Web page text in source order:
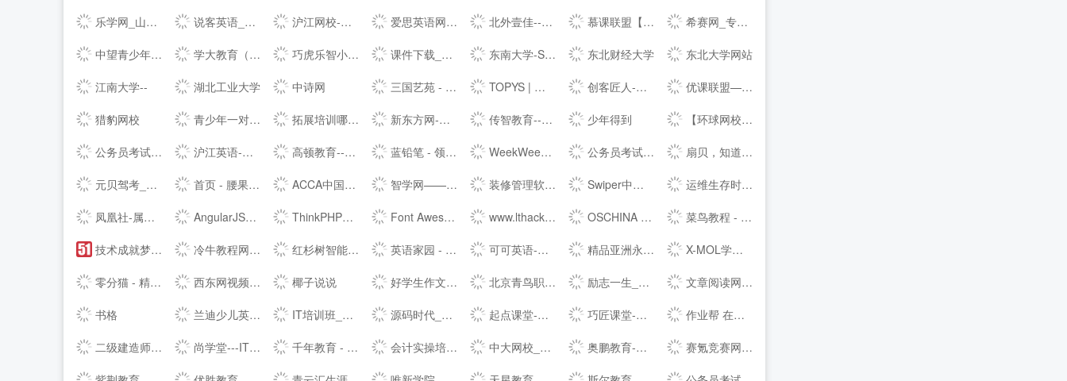
乐学网_山东半岛最专业的教育服务网络平台 说客英语_找外教_练口语_就上说客英语 沪江网校-英日法韩13国外语、考研留学、职场兴趣在线学 爱思英语网 - 免费的成人、少儿英语学习培训网站 北外壹佳---青少年英语学习辅导班_剑桥青少年英语培训机构_自然拼读课程 慕课联盟【--】-慕联教育旗下--教学资源学习网 希赛网_专注在线教育21年
中望青少年三维创意社区-3D One---人工智能,创客教育,创新教育,创客空间,综合实践活动课程,3D打印设计软件,3D打印模型下载 学大教育（--）—个性化一对一辅导教育品牌！ 巧虎乐智小天地---宝宝早教丨幼儿教育|家庭早教 课件下载_PPT课件下载_PPTOK 东南大学-Southeast University|-- 东北财经大学 东北大学网站
江南大学-- 湖北工业大学 中诗网 三国艺苑 - 三国历史文化-- TOPYS | 创意内容平台 OPEN YOUR MIND 创客匠人-教育培训行业的知识付费系统 优课联盟——共建共享，学分互认
猎豹网校 青少年一对一辅导数学_数学补习_数学技巧 - 第三只眼数学 拓展培训哪家好-拓展训练公司-户外拓展首选诚智团建-诚智拓展网 新东方网-新东方培训----_中小学辅导_考研四六级出国课程-新东方网 传智教育---好口碑IT职业教育,好口碑IT培训机构，一样的教育，不一样的品质 少年得到 【环球网校--】职业教育在线_移动学习、职达未来！
公务员考试网_2022国考公务员考试网_国考/公务员考试面试培训辅导-华图教育官网 沪江英语-沪江旗下英语学习资讯网站_免费英语学习网站 高顿教育---在线财经教育品牌! 在线学会计,CPA,职称,ACCA,CFA,金融,为自己的财经人生加油! 蓝铅笔 - 领先的ACG二次元绘画学习平台 WeekWeekUp课堂-掌握一个核心技能，路越走越宽 公务员考试-2023国考公务员报名/时间/职位-培训-中公教育网 扇贝，知道你在改变
元贝驾考_元贝驾考2022科目一_元贝驾考2022科目四 首页 - 腰果在线 ACCA中国--首页 - ACCA中国 智学网——让学习更简单！ 装修管理软件_装修erp_家装ERP_美佳云装修管理平台 Swiper中文网-轮播图幻灯片js插件,H5页面前端开发 运维生存时间 – Linux系统教程,运维经验分享
凤凰社-属于开发人员的技术论坛 AngularJS中文网 ThinkPHP框架 | 中文最佳实践PHP开源框架,专注WEB应用快速开发8年！ Font Awesome 中文网 – | 字体图标 www.lthack.com---首页 OSCHINA - 中文开源技术交流社区 菜鸟教程 - 学的不仅是技术，更是梦想！
技术成就梦想51CTO-中国领先的IT技术网站 冷牛教程网 - 专业的网络资源分享基地 红杉树智能英语【--】-学习平台登录入口 英语家园 - 英语学习爱好者的美好家园 可可英语-在线英语学习_每日英语学习_免费英语学习网站 精品亚洲永久免费精品,老湿亚洲永久精品ww47,91香蕉嫩草桃色国产线观看免费永久,国产永久免费高清动作片www,日本高清视频线播放,永久免费精品影视网站 X-MOL学术平台
零分猫 - 精彩生活看得见 西东网视频教程 - 免费在线随时学习 椰子说说 好学生作文网|高考作文|小学作文|中学作文|高中作文|满分作文 北京青鸟职业教育科技发展有限公司-- 励志一生_励志名言名人名言大全_励志电影歌曲排行_经典语录语句 文章阅读网|文言文|古诗词赏析|汉语辞海|名著阅读_字博缘文学网
书格 兰迪少儿英语 - 在线外教1对2同伴课，少儿英语CCTV大国品牌 IT培训班_千锋教育IT培训机构良心品牌 源码时代_成都IT培训_重庆UI|h5|Ja--培训_武汉Python|软件测试培训 起点课堂-培养数字化产品、运营、营销人才| 人人都是产品经理旗下教育品牌 巧匠课堂-学设计上巧匠 免费的设计视频教程平台,PS AI C4D精品教程 作业帮 在线教育引领者
二级建造师报考条件-二建报名考试时间考试科目查询 - 智优学职网 尚学堂---IT培训|Ja--培训|人工智能+Python培训|大数据培训|Web前端培训 千年教育 - 全网优质名师讲座视频,企业培训,中小学同步课程 会计实操培训-初级中级会计职称考试培训班-会计学堂 中大网校_A股上市公司成员机构 【中大英才唯一--】_首页 奥鹏教育-集考研,MBA,出国留学,职业证书,IT培训等职业教育服务提供者,打造“互联网+”职业教育新生态 赛氪竞赛网-全国大学生比赛信息网，高含金量竞赛、权威竞赛都在赛氪